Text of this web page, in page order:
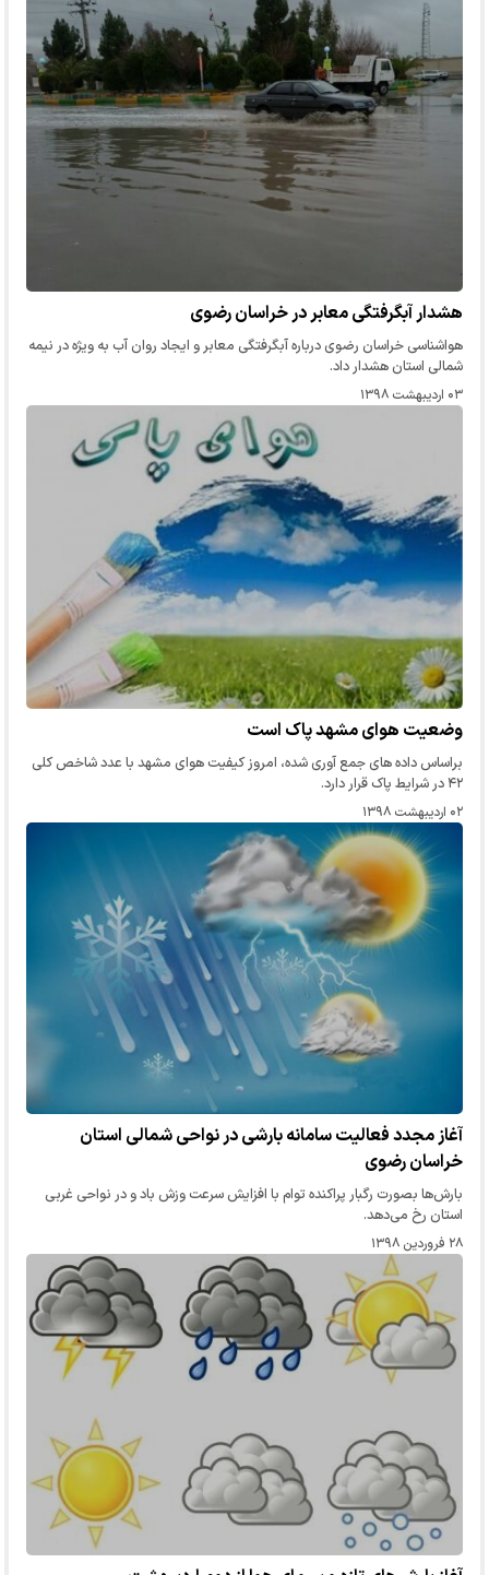
هشدار آبگرفتگی معابر در خراسان رضوی
هواشناسی خراسان رضوی درباره آبگرفتگی معابر و ایجاد روان آب به ویژه در نیمه
شمالی استان هشدار داد.
۰۳ اردیبهشت ۱۳۹۸
وضعیت هوای مشهد پاک است
براساس داده های جمع آوری شده، امروز کیفیت هوای مشهد با عدد شاخص کلی
۴۲ در شرایط پاک قرار دارد.
۰۲ اردیبهشت ۱۳۹۸
آغاز مجدد فعالیت سامانه بارشی در نواحی شمالی استان
خراسان رضوی
بارش‌ها بصورت رگبار پراکنده توام با افزایش سرعت وزش باد و در نواحی غربی
استان رخ می‌دهد.
۲۸ فروردین ۱۳۹۸